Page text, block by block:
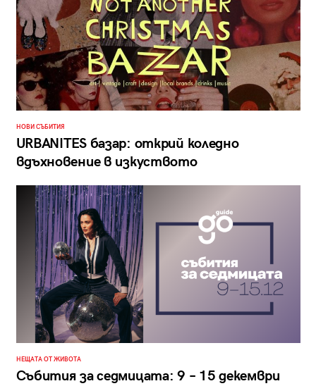
НОВИ СЪБИТИЯ
URBANITES базар: открий коледно
вдъхновение в изкуството
НЕЩАТА ОТ ЖИВОТА
Събития за седмицата: 9 – 15 декември